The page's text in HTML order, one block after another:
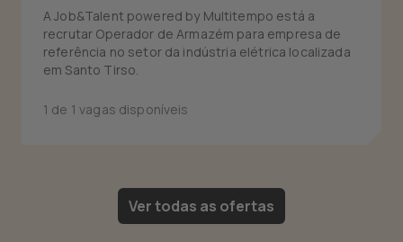
A Job&Talent powered by Multitempo está a
recrutar Operador de Armazém para empresa de
referência no setor da indústria elétrica localizada
em Santo Tirso.
1 de 1 vagas disponíveis
Ver todas as ofertas